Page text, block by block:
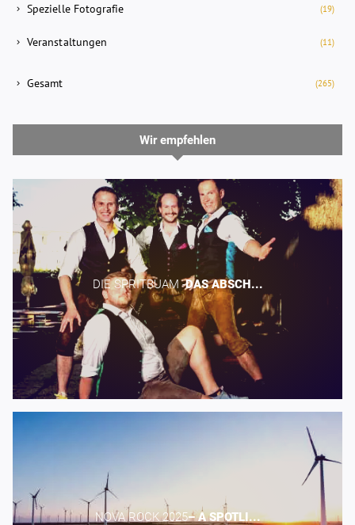
Spezielle Fotografie (19)
Veranstaltungen (11)
Gesamt (265)
Wir empfehlen
DIE SPRITBUAM -​DAS ABSCH...
NOVA ROCK 2025​– A SPOTLI...